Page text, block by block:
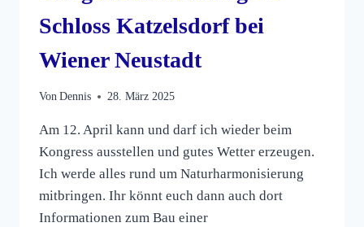
Schloss Katzelsdorf bei
Wiener Neustadt
Von Dennis 28. März 2025
Am 12. April kann und darf ich wieder beim
Kongress ausstellen und gutes Wetter erzeugen.
Ich werde alles rund um Naturharmonisierung
mitbringen. Ihr könnt euch dann auch dort
Informationen zum Bau einer